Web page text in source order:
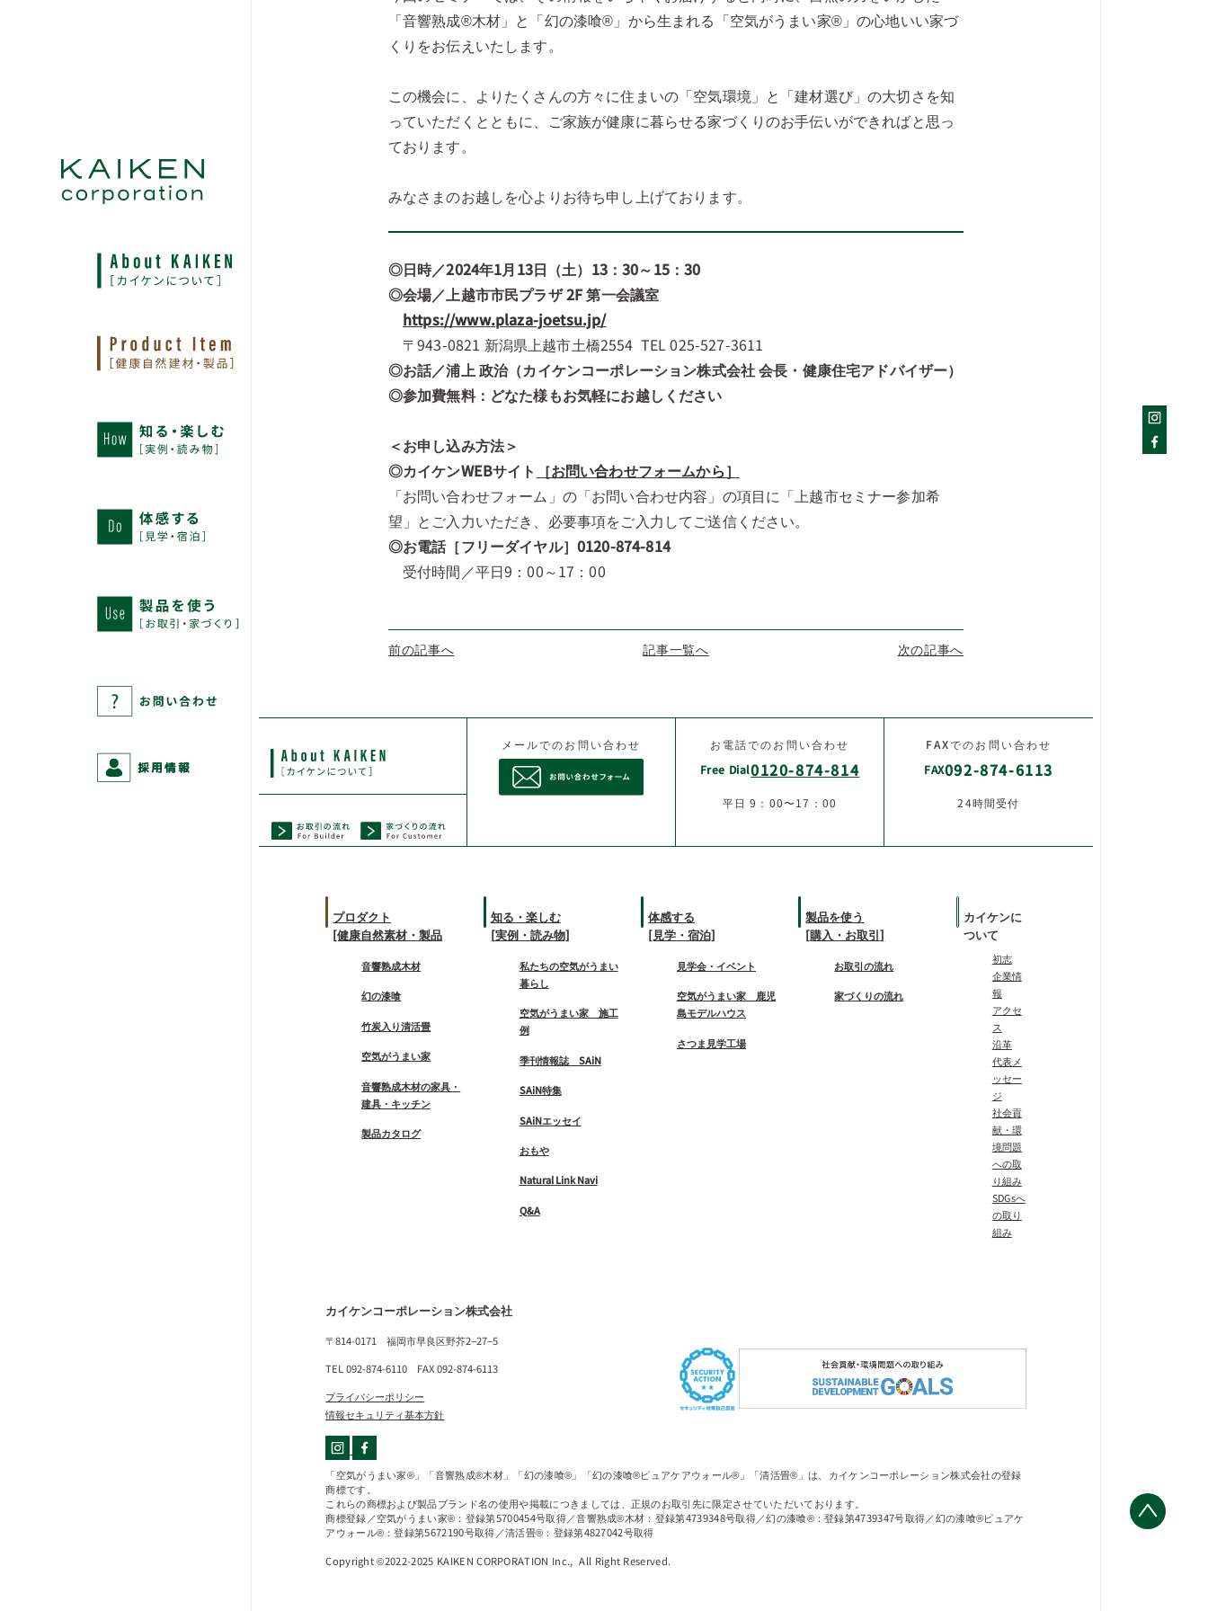
「音響熟成®木材」と「幻の漆喰®」から生まれる「空気がうまい家®」の心地いい家づ
くりをお伝えいたします。
この機会に、よりたくさんの方々に住まいの「空気環境」と「建材選び」の大切さを知
っていただくとともに、ご家族が健康に暮らせる家づくりのお手伝いができればと思っ
ております。
みなさまのお越しを心よりお待ち申し上げております。
◎日時／2024年1月13日（土）13：30～15：30
◎会場／上越市市民プラザ 2F 第一会議室
https://www.plaza-joetsu.jp/
〒943-0821 新潟県上越市土橋2554 TEL 025-527-3611
◎お話／浦上 政治（カイケンコーポレーション株式会社 会長・健康住宅アドバイザー）
◎参加費無料：どなた様もお気軽にお越しください
＜お申し込み方法＞
◎カイケンWEBサイト ［お問い合わせフォームから］
「お問い合わせフォーム」の「お問い合わせ内容」の項目に「上越市セミナー参加希
望」とご入力いただき、必要事項をご入力してご送信ください。
◎お電話［フリーダイヤル］0120-874-814
受付時間／平日9：00～17：00
前の記事へ 記事一覧へ 次の記事へ
メールでのお問い合わせ
お電話でのお問い合わせ
Free Dial0120-874-814
平日 9：00〜17：00
FAXでのお問い合わせ
FAX092-874-6113
24時間受付
プロダクト
[健康自然素材・製品
音響熟成木材
幻の漆喰
竹炭入り清活畳
空気がうまい家
音響熟成木材の家具・
建具・キッチン
製品カタログ
知る・楽しむ
[実例・読み物]
私たちの空気がうまい
暮らし
空気がうまい家 施工
例
季刊情報誌 SAiN
SAiN特集
SAiNエッセイ
おもや
Natural Link Navi
Q&A
体感する
[見学・宿泊]
見学会・イベント
空気がうまい家 鹿児
島モデルハウス
さつま見学工場
製品を使う
[購入・お取引]
お取引の流れ
家づくりの流れ
カイケンに
ついて
初志
企業情
報
アクセ
ス
沿革
代表メ
ッセー
ジ
社会貢
献・環
境問題
への取
り組み
SDGsへ
の取り
組み
カイケンコーポレーション株式会社
〒814-0171 福岡市早良区野芥2−27−5
TEL 092-874-6110 FAX 092-874-6113
プライバシーポリシー
情報セキュリティ基本方針
「空気がうまい家®」「音響熟成®木材」「幻の漆喰®」「幻の漆喰®ピュアケアウォール®」「清活畳®」は、カイケンコーポレーション株式会社の登録
商標です。
これらの商標および製品ブランド名の使用や掲載につきましては、正規のお取引先に限定させていただいております。
商標登録／空気がうまい家®：登録第5700454号取得／音響熟成®木材：登録第4739348号取得／幻の漆喰®：登録第4739347号取得／幻の漆喰®ピュアケ
アウォール®：登録第5672190号取得／清活畳®：登録第4827042号取得
Copyright ©2022-2025 KAIKEN CORPORATION Inc., All Right Reserved.